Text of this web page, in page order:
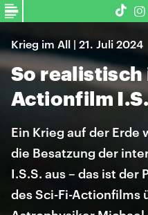
Krieg im All | 21. Juli 2024
So realistisch
Actionfilm
Ein Krieg auf der Erde
die Besatzung der
I.S.S. aus – das ist der
des Sci-Fi-Actionfilms